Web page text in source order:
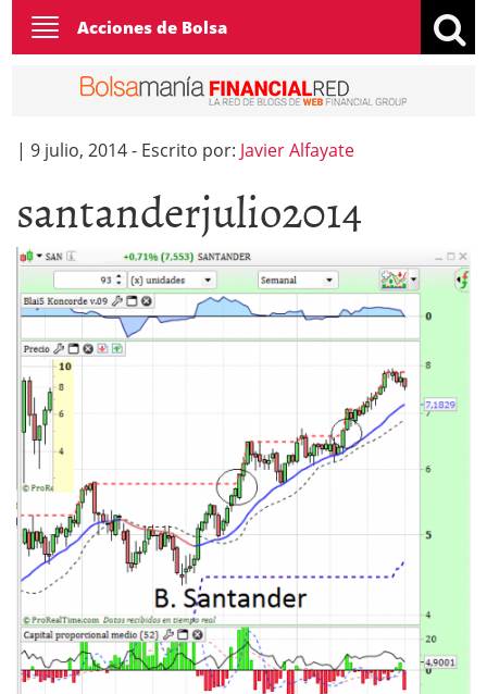
Toggle
navigation
Acciones de Bolsa
| 9 julio, 2014- Escrito por: Javier Alfayate
santanderjulio2014